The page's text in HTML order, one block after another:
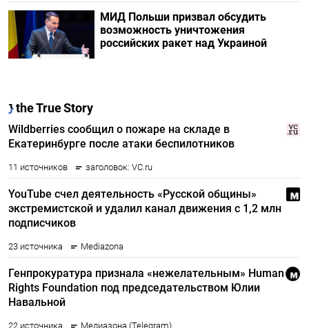
МИД Польши призвал обсудить
возможность уничтожения
российских ракет над Украиной